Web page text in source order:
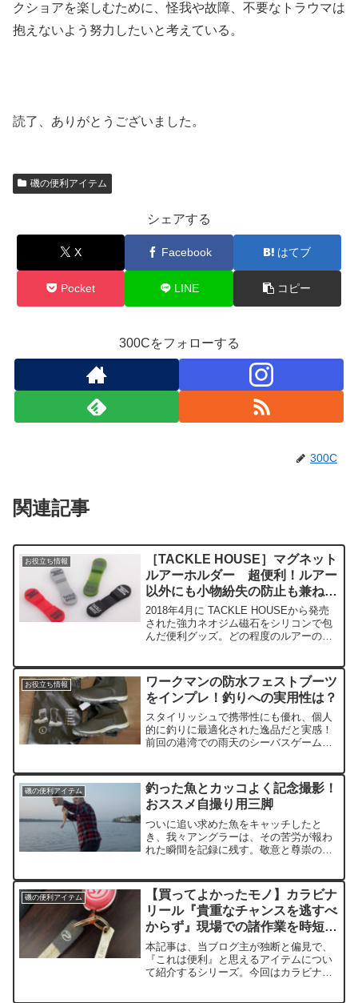
クショアを楽しむために、怪我や故障、不要なトラウマは
抱えないよう努力したいと考えている。
読了、ありがとうございました。
磯の便利アイテム
シェアする
X Facebook はてブ
Pocket LINE コピー
300Cをフォローする
300C
関連記事
お役立ち情報
［TACKLE HOUSE］マグネット
ルアーホルダー 超便利！ルアー
以外にも小物紛失の防止も兼ねた
スグレもの
2018年4月に TACKLE HOUSEから発売
された強力ネオジム磁石をシリコンで包
んだ便利グッズ。どの程度のルアーの重
お役立ち情報
ワークマンの防水フェストブーツ
をインプレ！釣りへの実用性は？
スタイリッシュで携帯性にも優れ、個人
的に釣りに最適化された逸品だと実感！
前回の港湾での雨天のシーバスゲーム
ンプレします！
磯の便利アイテム
釣った魚とカッコよく記念撮影！
おススメ自撮り用三脚
ついに追い求めた魚をキャッチしたと
き、我々アングラーは、その苦労が報わ
れた瞬間を記録に残す。敬意と尊崇の念
紹介。
磯の便利アイテム
【買ってよかったモノ】カラビナ
リール『貴重なチャンスを逃すべ
からず』現場での諸作業を時短効
率化。
本記事は、当ブログ主が独断と偏見で、
『これは便利』と思えるアイテムについ
て紹介するシリーズ。今回はカラビナリ